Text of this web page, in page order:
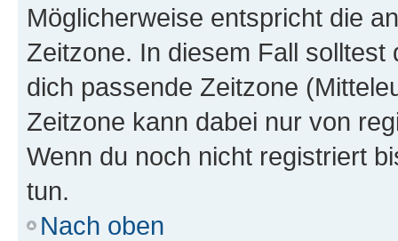
Möglicherweise entspricht die
Zeitzone. In diesem Fall solltest
dich passende Zeitzone
Zeitzone kann dabei nur von
Wenn du noch nicht registriert
tun.
Nach oben